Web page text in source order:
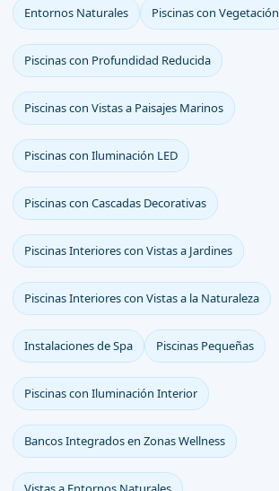
Entornos Naturales Piscinas con Vegetación
Piscinas con Profundidad Reducida
Piscinas con Vistas a Paisajes Marinos
Piscinas con Iluminación LED
Piscinas con Cascadas Decorativas
Piscinas Interiores con Vistas a Jardines
Piscinas Interiores con Vistas a la Naturaleza
Instalaciones de Spa Piscinas Pequeñas
Piscinas con Iluminación Interior
Bancos Integrados en Zonas Wellness